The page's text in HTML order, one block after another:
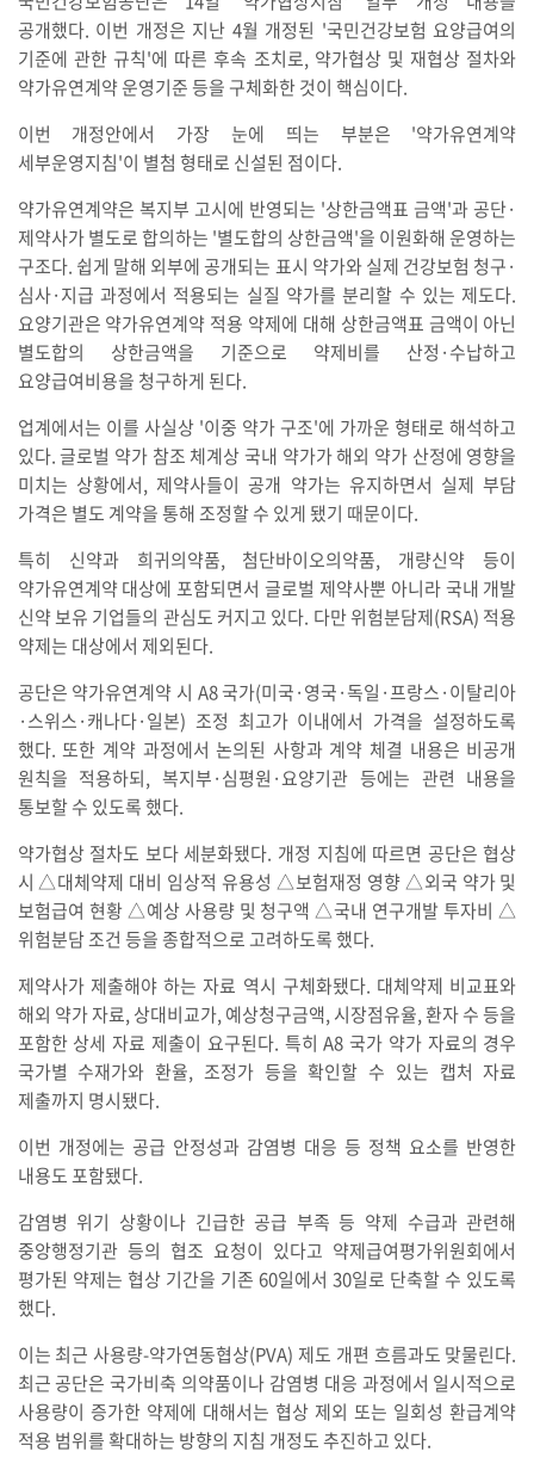
공개했다. 이번 개정은 지난 4월 개정된 '국민건강보험 요양급여의
기준에 관한 규칙'에 따른 후속 조치로, 약가협상 및 재협상 절차와
약가유연계약 운영기준 등을 구체화한 것이 핵심이다.
이번 개정안에서 가장 눈에 띄는 부분은 '약가유연계약
세부운영지침'이 별첨 형태로 신설된 점이다.
약가유연계약은 복지부 고시에 반영되는 '상한금액표 금액'과 공단·
제약사가 별도로 합의하는 '별도합의 상한금액'을 이원화해 운영하는
구조다. 쉽게 말해 외부에 공개되는 표시 약가와 실제 건강보험 청구·
심사·지급 과정에서 적용되는 실질 약가를 분리할 수 있는 제도다.
요양기관은 약가유연계약 적용 약제에 대해 상한금액표 금액이 아닌
별도합의 상한금액을 기준으로 약제비를 산정·수납하고
요양급여비용을 청구하게 된다.
업계에서는 이를 사실상 '이중 약가 구조'에 가까운 형태로 해석하고
있다. 글로벌 약가 참조 체계상 국내 약가가 해외 약가 산정에 영향을
미치는 상황에서, 제약사들이 공개 약가는 유지하면서 실제 부담
가격은 별도 계약을 통해 조정할 수 있게 됐기 때문이다.
특히 신약과 희귀의약품, 첨단바이오의약품, 개량신약 등이
약가유연계약 대상에 포함되면서 글로벌 제약사뿐 아니라 국내 개발
신약 보유 기업들의 관심도 커지고 있다. 다만 위험분담제(RSA) 적용
약제는 대상에서 제외된다.
공단은 약가유연계약 시 A8 국가(미국·영국·독일·프랑스·이탈리아
·스위스·캐나다·일본) 조정 최고가 이내에서 가격을 설정하도록
했다. 또한 계약 과정에서 논의된 사항과 계약 체결 내용은 비공개
원칙을 적용하되, 복지부·심평원·요양기관 등에는 관련 내용을
통보할 수 있도록 했다.
약가협상 절차도 보다 세분화됐다. 개정 지침에 따르면 공단은 협상
시 △대체약제 대비 임상적 유용성 △보험재정 영향 △외국 약가 및
보험급여 현황 △예상 사용량 및 청구액 △국내 연구개발 투자비 △
위험분담 조건 등을 종합적으로 고려하도록 했다.
제약사가 제출해야 하는 자료 역시 구체화됐다. 대체약제 비교표와
해외 약가 자료, 상대비교가, 예상청구금액, 시장점유율, 환자 수 등을
포함한 상세 자료 제출이 요구된다. 특히 A8 국가 약가 자료의 경우
국가별 수재가와 환율, 조정가 등을 확인할 수 있는 캡처 자료
제출까지 명시됐다.
이번 개정에는 공급 안정성과 감염병 대응 등 정책 요소를 반영한
내용도 포함됐다.
감염병 위기 상황이나 긴급한 공급 부족 등 약제 수급과 관련해
중앙행정기관 등의 협조 요청이 있다고 약제급여평가위원회에서
평가된 약제는 협상 기간을 기존 60일에서 30일로 단축할 수 있도록
했다.
이는 최근 사용량-약가연동협상(PVA) 제도 개편 흐름과도 맞물린다.
최근 공단은 국가비축 의약품이나 감염병 대응 과정에서 일시적으로
사용량이 증가한 약제에 대해서는 협상 제외 또는 일회성 환급계약
적용 범위를 확대하는 방향의 지침 개정도 추진하고 있다.